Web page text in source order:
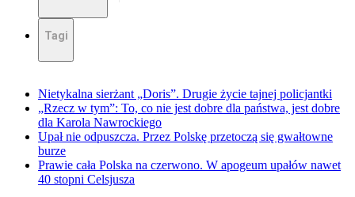
Tagi
Nietykalna sierżant „Doris”. Drugie życie tajnej policjantki
„Rzecz w tym”: To, co nie jest dobre dla państwa, jest dobre
dla Karola Nawrockiego
Upał nie odpuszcza. Przez Polskę przetoczą się gwałtowne
burze
Prawie cała Polska na czerwono. W apogeum upałów nawet
40 stopni Celsjusza